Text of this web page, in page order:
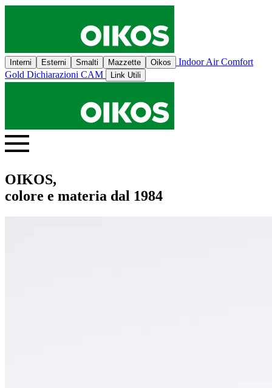
Interni Esterni Smalti Mazzette Oikos
Indoor Air Comfort
Gold Dichiarazioni CAM Link Utili
OIKOS,
colore e materia dal 1984